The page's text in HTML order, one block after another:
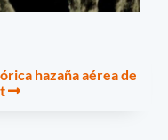
hazaña aérea de